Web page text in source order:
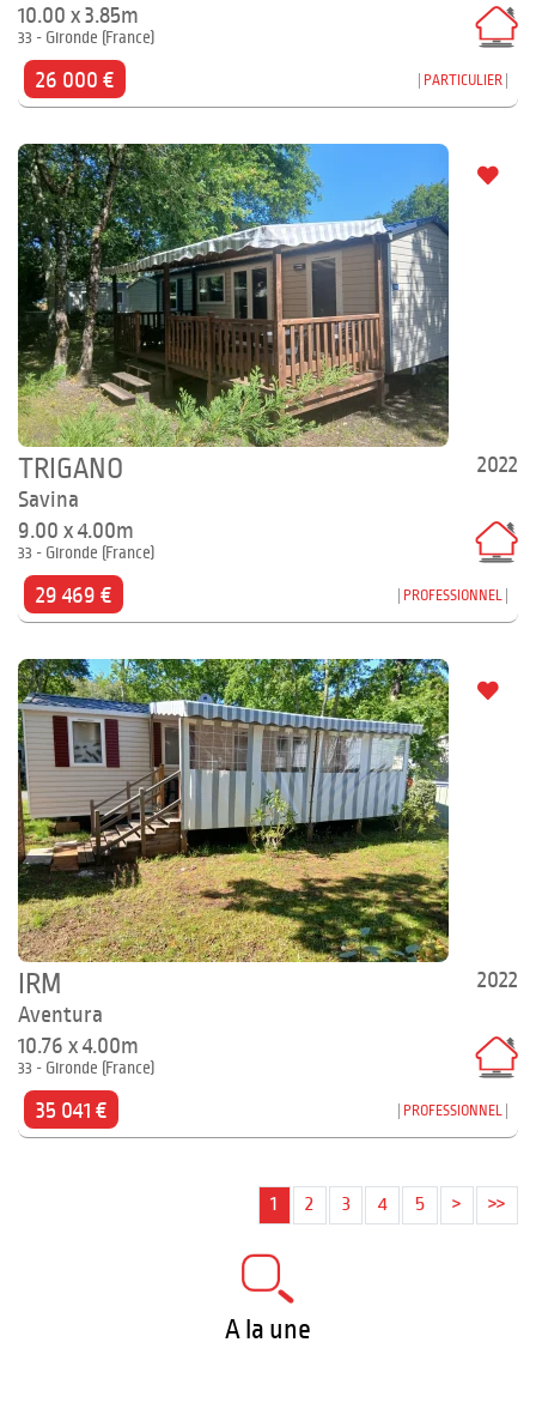
10.00 x 3.85m
33 - Gironde (France)
26 000 € PARTICULIER
2022
TRIGANO
Savina
9.00 x 4.00m
33 - Gironde (France)
29 469 € PROFESSIONNEL
2022
IRM
Aventura
10.76 x 4.00m
33 - Gironde (France)
35 041 € PROFESSIONNEL
1 2 3 4 5 > >>
A la une